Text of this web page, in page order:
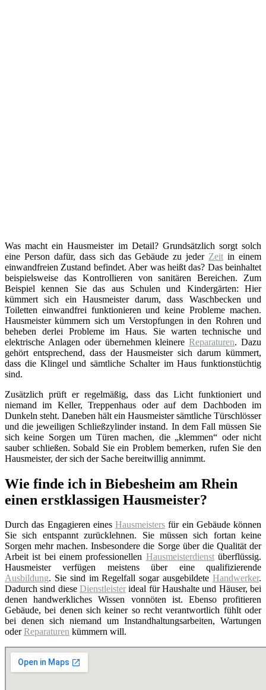
Was macht ein Hausmeister im Detail? Grundsätzlich sorgt solch
eine Person dafür, dass sich das Gebäude zu jeder Zeit in einem
einwandfreien Zustand befindet. Aber was heißt das? Das beinhaltet
beispielsweise das Kontrollieren von sanitären Bereichen. Zum
Beispiel kennen Sie das aus Schulen und Kindergärten: Hier
kümmert sich ein Hausmeister darum, dass Waschbecken und
Toiletten einwandfrei funktionieren und keine Probleme machen.
Hausmeister kümmern sich um Verstopfungen in den Rohren und
beheben derlei Probleme im Haus. Sie warten technische und
elektrische Anlagen oder übernehmen kleinereReparaturen. Dazu
gehört entsprechend, dass der Hausmeister sich darum kümmert,
dass die Klingel und sämtliche Schalter im Haus funktionstüchtig
sind.
Zusätzlich prüft er regelmäßig, dass das Licht funktioniert und
niemand im Keller, Treppenhaus oder auf dem Dachboden im
Dunkeln steht. Daneben hält ein Hausmeister sämtliche Türschlösser
und die jeweiligen Schließzylinder instand. In dem Fall müssen Sie
sich keine Sorgen um Türen machen, die „klemmen“ oder nicht
sauber schließen. Sobald Sie ein Problem bemerken, rufen Sie den
Hausmeister, der sich der Sache bereitwillig annimmt.
Wie finde ich in Biebesheim am Rhein
einen erstklassigen Hausmeister?
Durch das Engagieren eines Hausmeisters für ein Gebäude können
Sie sich entspannt zurücklehnen. Sie müssen sich fortan keine
Sorgen mehr machen. Insbesondere die Sorge über die Qualität der
Arbeit ist bei einem professionellen Hausmeisterdienstüberflüssig.
Hausmeister verfügen meistens über eine qualifizierende
Ausbildung. Sie sind im Regelfall sogar ausgebildete Handwerker.
Dadurch sind diese Dienstleister ideal für Haushalte und Häuser, bei
denen handwerkliches Wissen vonnöten ist. Ebenso profitieren
Gebäude, bei denen sich keiner so recht verantwortlich fühlt oder
bei denen sich niemand um Instandhaltungsarbeiten, Wartungen
oderReparaturen kümmern will.